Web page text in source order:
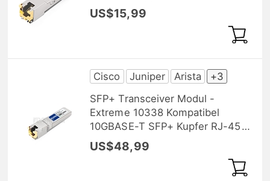
Transceiver Module
US$15,99
Cisco Juniper Arista
+3
SFP+ Transceiver Modul -
Extreme 10338 Kompatibel
10GBASE-T SFP+ Kupfer RJ-45
30m
US$48,99